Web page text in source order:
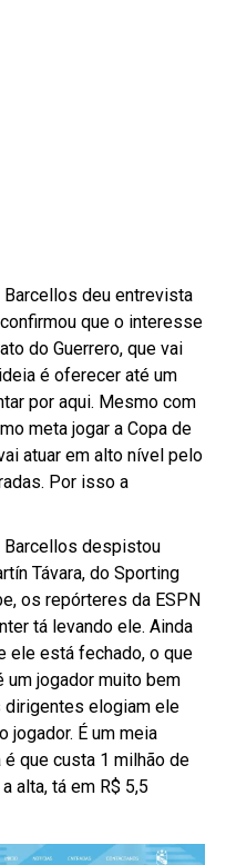
deu entrevista
que o interesse
do Guerrero, que vai
é oferecer até um
por aqui. Mesmo com
meta jogar a Copa de
atuar em alto nível pelo
Por isso a
Barcellos despistou
Távara, do Sporting
os repórteres da ESPN
tá levando ele. Ainda
ele está fechado, o que
jogador muito bem
dirigentes elogiam ele
jogador. É um meia
que custa 1 milhão de
alta, tá em R$ 5,5